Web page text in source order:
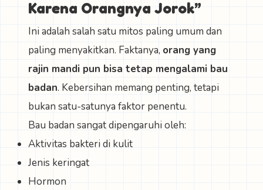
Karena Orangnya Jorok”
Ini adalah salah satu mitos paling umum dan
paling menyakitkan. Faktanya, orang yang
rajin mandi pun bisa tetap mengalami bau
badan. Kebersihan memang penting, tetapi
bukan satu-satunya faktor penentu.
Bau badan sangat dipengaruhi oleh:
Aktivitas bakteri di kulit
Jenis keringat
Hormon